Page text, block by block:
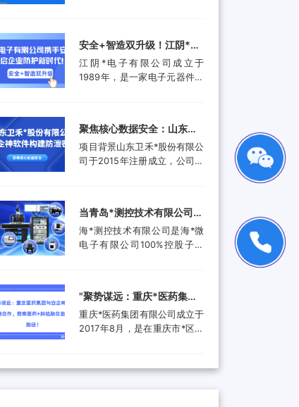
件等高科技手段偷油偷税的行
为屡被曝光，不仅让消费者蒙
受经济损失，更严重侵蚀了行
工作人员就选择引入了安企...
安全+智造双升级！江阴*电
子有限公司携手安企神开启
企业防护新时代！
江阴*电子有限公司成立于
1989年，是一家电子元器件集
品。还进入了汽车电子行业、
航空航天行业、工业控制行
业、医疗器械行业和消费电子
增加，现已成功转型为一家提
供完整解...
聚焦核心数据安全：山东卫
禾*股份有限公司携手安企神
软件构建防泄密屏障！
项目背景山东卫禾*股份有限公
司于2015年注册成立，公司拥
备。运用UGNX7.5、
MASTA5.4等研发软件进行研
发，具有强大的技术研发能
设，打造创新型企业...
当青岛*测控技术有限公司遇
上安企神，测控技术数据安
全将迎来哪些新变化？
海*测控技术有限公司是海*微
电子有限公司100%控股子公
集成电路可靠性验证及测试分
析领域打造国内一流集成电路
检测、分析、设计开发及技术
和高端设备集成电路可靠性验
‌"聚势谋远：重庆*医药集团
与安企神达成战略合作，探
索医药+科技融合发展新路
重庆*医药集团有限公司成立于
2017年8月，是在重庆市*区医
业。是重庆*经济技术开发（集